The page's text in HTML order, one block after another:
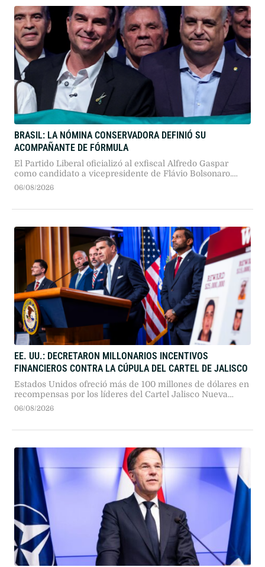
BRASIL: LA NÓMINA CONSERVADORA DEFINIÓ SU
ACOMPAÑANTE DE FÓRMULA
El Partido Liberal oficializó al exfiscal Alfredo Gaspar
como candidato a vicepresidente de Flávio Bolsonaro.
Tras fracasar los intentos por sumar una figura femenina
06/08/2026
EE. UU.: DECRETARON MILLONARIOS INCENTIVOS
FINANCIEROS CONTRA LA CÚPULA DEL CARTEL DE JALISCO
Estados Unidos ofreció más de 100 millones de dólares en
recompensas por los líderes del Cartel Jalisco Nueva
Generación, con 25 millones por Juan Carlos Valencia. La
06/08/2026